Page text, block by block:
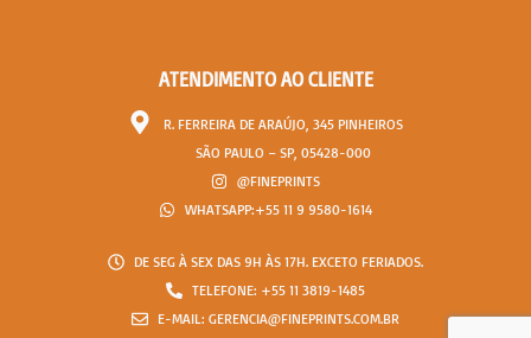
ATENDIMENTO AO CLIENTE
R. FERREIRA DE ARAÚJO, 345 PINHEIROS
SÃO PAULO – SP, 05428-000
@FINEPRINTS
WHATSAPP:+55 11 9 9580-1614
DE SEG À SEX DAS 9H ÀS 17H. EXCETO FERIADOS.
TELEFONE: +55 11 3819-1485
E-MAIL: GERENCIA@FINEPRINTS.COM.BR